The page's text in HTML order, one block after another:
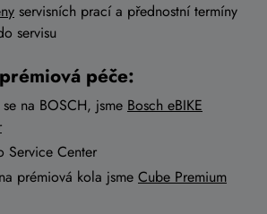
servisních prací a přednostní termíny
servisu
péče:
na BOSCH, jsme Bosch eBIKE
Service Center
prémiová kola jsme Cube Premium